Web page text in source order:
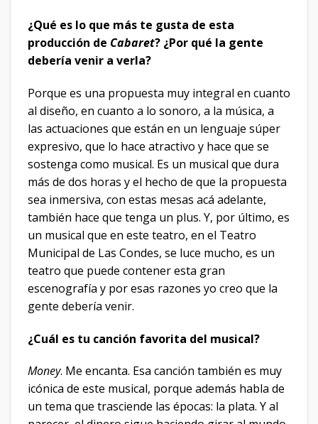
¿Qué es lo que más te gusta de esta
producción de Cabaret? ¿Por qué la gente
debería venir a verla?
Porque es una propuesta muy integral en cuanto
al diseño, en cuanto a lo sonoro, a la música, a
las actuaciones que están en un lenguaje súper
expresivo, que lo hace atractivo y hace que se
sostenga como musical. Es un musical que dura
más de dos horas y el hecho de que la propuesta
sea inmersiva, con estas mesas acá adelante,
también hace que tenga un plus. Y, por último, es
un musical que en este teatro, en el Teatro
Municipal de Las Condes, se luce mucho, es un
teatro que puede contener esta gran
escenografía y por esas razones yo creo que la
gente debería venir.
¿Cuál es tu canción favorita del musical?
Money. Me encanta. Esa canción también es muy
icónica de este musical, porque además habla de
un tema que trasciende las épocas: la plata. Y al